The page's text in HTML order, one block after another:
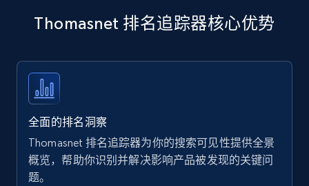
specific keywords
price, Currency, Availability, Reviews count, and
more.
Amazon products - find products by using
Thomasnet 排名追踪器核心优势
全面的排名洞察
Thomasnet 排名追踪器为你的搜索可见性提供全景
概览，帮助你识别并解决影响产品被发现的关键问
题。